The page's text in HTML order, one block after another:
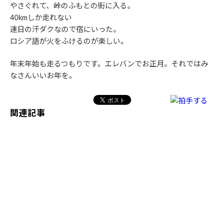
やさぐれて、峠のふもとの街に入る。
40kmしか走れない
連日の汗ダクなので宿にいった。
ロシア語が火をふけるのが楽しい。
年末年始も走るつもりです。エレバンでお正月。それではみ
なさんいいお年を。
関連記事